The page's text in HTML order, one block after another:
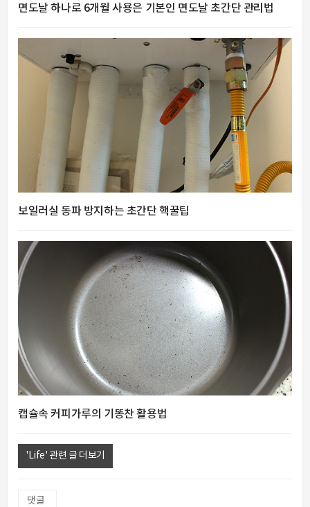
면도날 하나로 6개월 사용은 기본인 면도날 초간단 관리법
보일러실 동파 방지하는 초간단 핵꿀팁
캡슐속 커피가루의 기똥찬 활용법
'Life' 관련 글 더보기
댓글